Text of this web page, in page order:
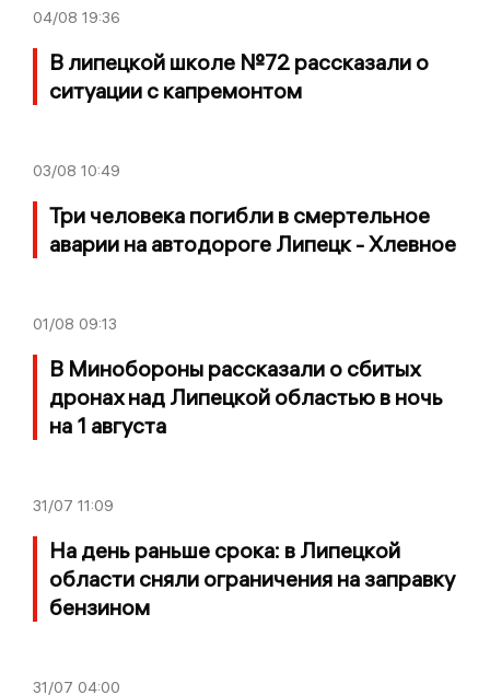
04/08 19:36
В липецкой школе №72 рассказали о
ситуации с капремонтом
03/08 10:49
Три человека погибли в смертельное
аварии на автодороге Липецк - Хлевное
01/08 09:13
В Минобороны рассказали о сбитых
дронах над Липецкой областью в ночь
на 1 августа
31/07 11:09
На день раньше срока: в Липецкой
области сняли ограничения на заправку
бензином
31/07 04:00